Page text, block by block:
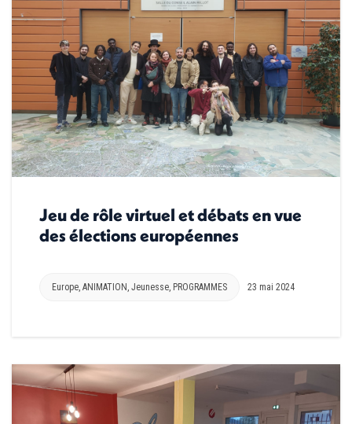
Jeu de rôle virtuel et débats en vue
des élections européennes
Europe, ANIMATION , Jeunesse, PROGRAMMES 23 mai 2024